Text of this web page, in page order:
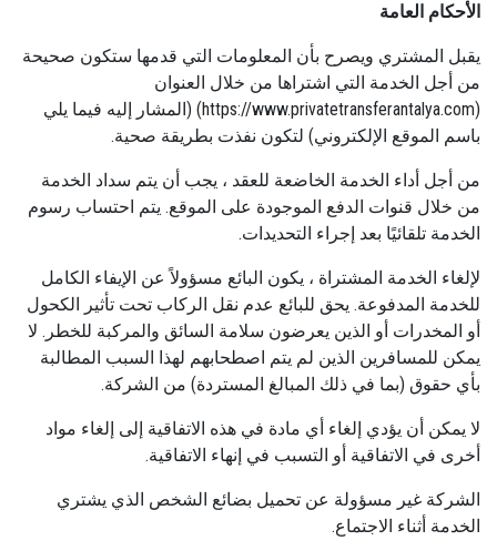
الأحكام العامة
يقبل المشتري ويصرح بأن المعلومات التي قدمها ستكون صحيحة
من أجل الخدمة التي اشتراها من خلال العنوان
(https://www.privatetransferantalya.com) (المشار إليه فيما يلي
باسم الموقع الإلكتروني) لتكون نفذت بطريقة صحية.
من أجل أداء الخدمة الخاضعة للعقد ، يجب أن يتم سداد الخدمة
من خلال قنوات الدفع الموجودة على الموقع. يتم احتساب رسوم
الخدمة تلقائيًا بعد إجراء التحديدات.
لإلغاء الخدمة المشتراة ، يكون البائع مسؤولاً عن الإيفاء الكامل
للخدمة المدفوعة. يحق للبائع عدم نقل الركاب تحت تأثير الكحول
أو المخدرات أو الذين يعرضون سلامة السائق والمركبة للخطر. لا
يمكن للمسافرين الذين لم يتم اصطحابهم لهذا السبب المطالبة
بأي حقوق (بما في ذلك المبالغ المستردة) من الشركة.
لا يمكن أن يؤدي إلغاء أي مادة في هذه الاتفاقية إلى إلغاء مواد
أخرى في الاتفاقية أو التسبب في إنهاء الاتفاقية.
الشركة غير مسؤولة عن تحميل بضائع الشخص الذي يشتري
الخدمة أثناء الاجتماع.